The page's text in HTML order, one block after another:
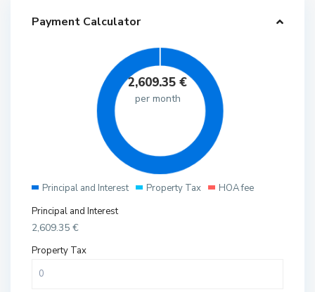
Payment Calculator
2,609.35 €
per month
Principal and Interest Property Tax
HOA fee
Principal and Interest
2,609.35 €
Property Tax